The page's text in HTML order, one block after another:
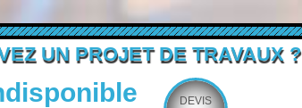
UN PROJET DE TRAVAUX ?
DEVIS